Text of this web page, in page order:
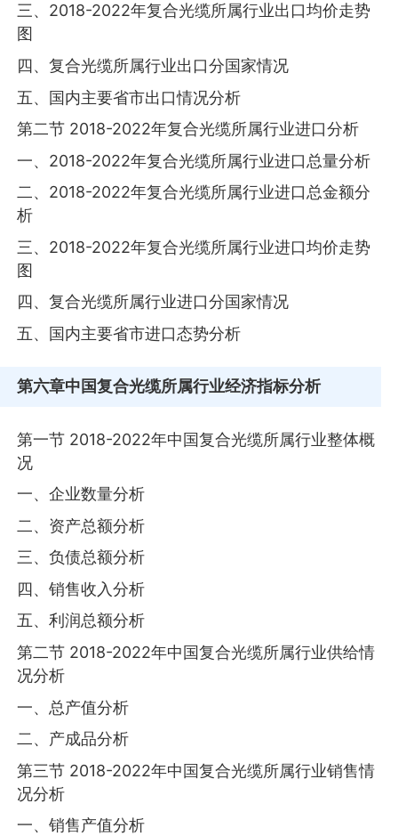
三、2018-2022年复合光缆所属行业出口均价走势
图
四、复合光缆所属行业出口分国家情况
五、国内主要省市出口情况分析
第二节 2018-2022年复合光缆所属行业进口分析
一、2018-2022年复合光缆所属行业进口总量分析
二、2018-2022年复合光缆所属行业进口总金额分
析
三、2018-2022年复合光缆所属行业进口均价走势
图
四、复合光缆所属行业进口分国家情况
五、国内主要省市进口态势分析
第六章中国复合光缆所属行业经济指标分析
第一节 2018-2022年中国复合光缆所属行业整体概
况
一、企业数量分析
二、资产总额分析
三、负债总额分析
四、销售收入分析
五、利润总额分析
第二节 2018-2022年中国复合光缆所属行业供给情
况分析
一、总产值分析
二、产成品分析
第三节 2018-2022年中国复合光缆所属行业销售情
况分析
一、销售产值分析